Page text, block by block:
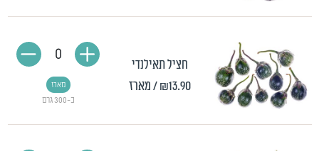
חציל תאילנדי
₪13.90 / מארז
כ-300 גרם
מארז
0